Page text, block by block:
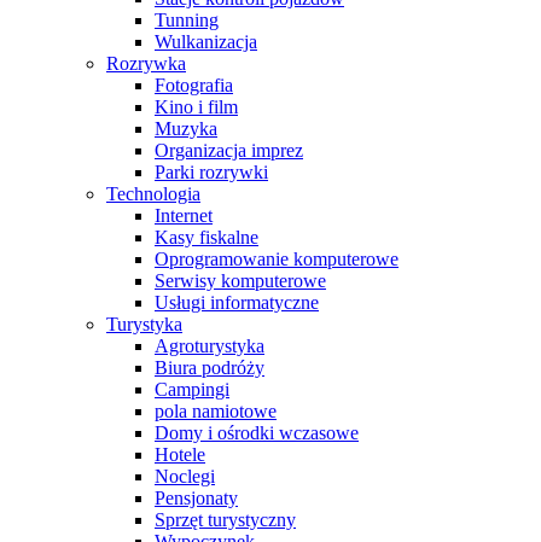
Tunning
Wulkanizacja
Rozrywka
Fotografia
Kino i film
Muzyka
Organizacja imprez
Parki rozrywki
Technologia
Internet
Kasy fiskalne
Oprogramowanie komputerowe
Serwisy komputerowe
Usługi informatyczne
Turystyka
Agroturystyka
Biura podróży
Campingi
pola namiotowe
Domy i ośrodki wczasowe
Hotele
Noclegi
Pensjonaty
Sprzęt turystyczny